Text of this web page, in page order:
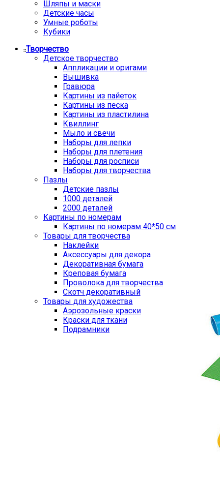
Шляпы и маски
Детские часы
Умные роботы
Кубики
Творчество
Детское творчество
Аппликации и оригами
Вышивка
Гравюра
Картины из пайеток
Картины из песка
Картины из пластилина
Квиллинг
Мыло и свечи
Наборы для лепки
Наборы для плетения
Наборы для росписи
Наборы для творчества
Пазлы
Детские пазлы
1000 деталей
2000 деталей
Картины по номерам
Картины по номерам 40*50 см
Товары для творчества
Наклейки
Аксессуары для декора
Декоративная бумага
Креповая бумага
Проволока для творчества
Скотч декоративный
Товары для художества
Аэрозольные краски
Краски для ткани
Подрамники